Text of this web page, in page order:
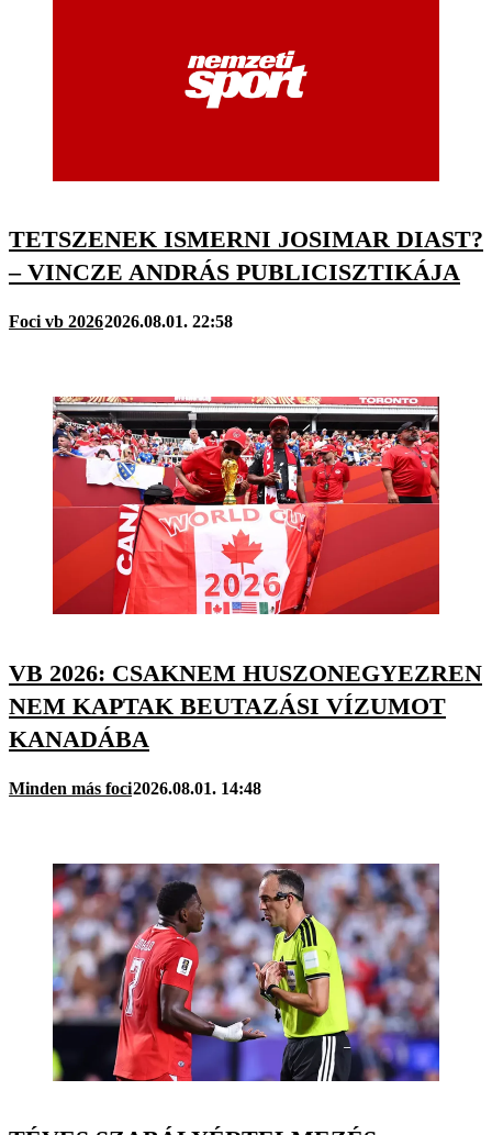
TETSZENEK ISMERNI JOSIMAR DIAST?
– VINCZE ANDRÁS PUBLICISZTIKÁJA
Foci vb 20262026.08.01. 22:58
VB 2026: CSAKNEM HUSZONEGYEZREN
NEM KAPTAK BEUTAZÁSI VÍZUMOT
KANADÁBA
Minden más foci2026.08.01. 14:48